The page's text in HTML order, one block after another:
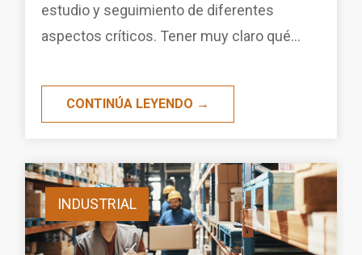
estudio y seguimiento de diferentes
aspectos críticos. Tener muy claro qué...
CONTINÚA LEYENDO →
INDUSTRIAL